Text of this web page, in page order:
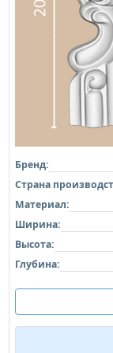
Бренд:
Страна
Материал:
Ширина:
Высота:
Глубина: